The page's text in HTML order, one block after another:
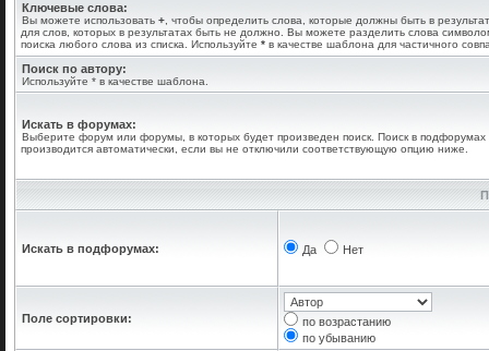
Ключевые слова:
Вы можете использовать + , чтобы определить слова, которые должны быть в
для слов, которых в результатах быть не должно. Вы можете разделить слова
поиска любого слова из списка. Используйте * в качестве шаблона для частичного
Поиск по автору:
Используйте * в качестве шаблона.
Искать в форумах:
Выберите форум или форумы, в которых будет произведен поиск. Поиск в подфорумах
производится автоматически, если вы не отключили соответствующую опцию ниже.
Искать в подфорумах: Да Нет
Поле сортировки:
по возрастанию
по убыванию